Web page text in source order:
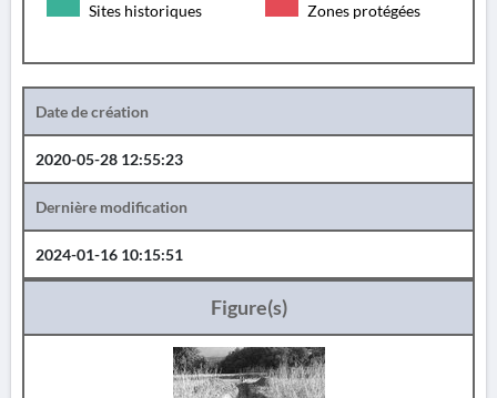
Sites historiques Zones protégées
Date de création
2020-05-28 12:55:23
Dernière modification
2024-01-16 10:15:51
Figure(s)